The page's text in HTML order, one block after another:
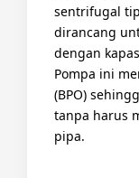
sentrifugal
dirancang
dengan
Pompa ini
(BPO)
tanpa harus
pipa.